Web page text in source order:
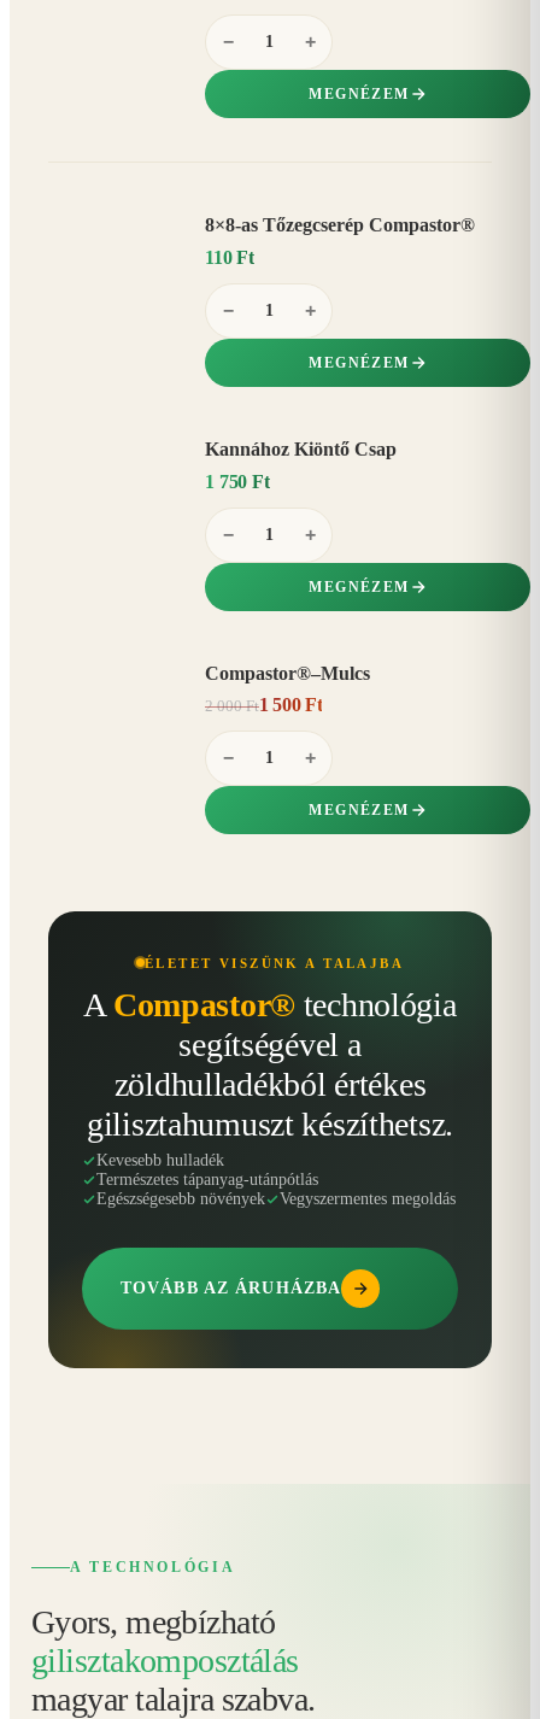
− +
MEGNÉZEM
8×8-as Tőzegcserép Compastor®
110 Ft
− +
MEGNÉZEM
Kannához Kiöntő Csap
1 750 Ft
− +
MEGNÉZEM
Compastor®–Mulcs
2 000 Ft1 500 Ft
− +
MEGNÉZEM
ÉLETET VISZÜNK A TALAJBA
A Compastor® technológia
segítségével a
zöldhulladékból értékes
gilisztahumuszt készíthetsz.
Kevesebb hulladék
Természetes tápanyag-utánpótlás
Egészségesebb növények
Vegyszermentes megoldás
TOVÁBB AZ ÁRUHÁZBA
A TECHNOLÓGIA
Gyors, megbízható
gilisztakomposztálás
magyar talajra szabva.